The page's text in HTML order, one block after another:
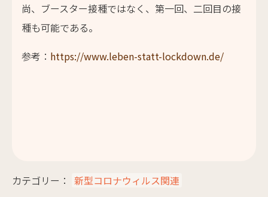
尚、ブースター接種ではなく、第一回、二回目の接
種も可能である。
参考： https://www.leben-statt-lockdown.de/
カテゴリー： 新型コロナウィルス関連